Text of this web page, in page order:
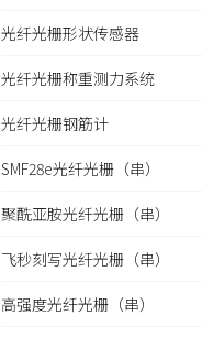
光纤光栅形状传感器
光纤光栅称重测力系统
光纤光栅钢筋计
SMF28e光纤光栅（串）
聚酰亚胺光纤光栅（串）
飞秒刻写光纤光栅（串）
高强度光纤光栅（串）